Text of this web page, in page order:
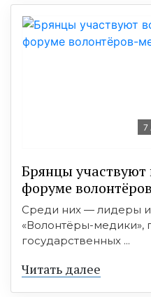
7
Брянцы участвуют
форуме
Среди них — лидеры
«Волонтёры-медики»,
государственных ...
Читать далее